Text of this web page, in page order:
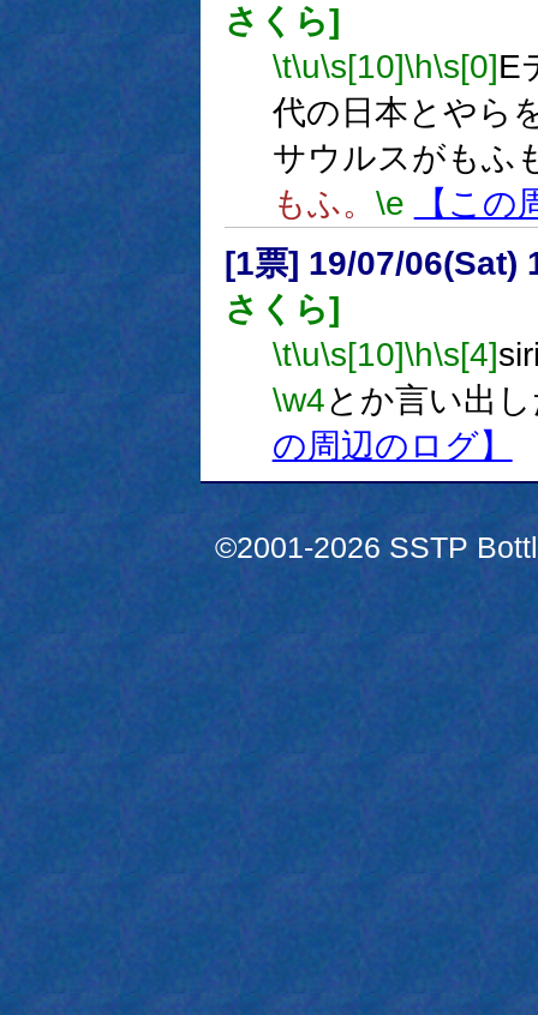
さくら]
\t\u\s[10]\h\s[0]E
代の日本とやら
サウルスがもふ
もふ。 \e
【この
[1票] 19/07/06(Sat)
さくら]
\t\u\s[10]\h\s[4]
\w4とか言い出
の周辺のログ】
©2001-2026 SSTP